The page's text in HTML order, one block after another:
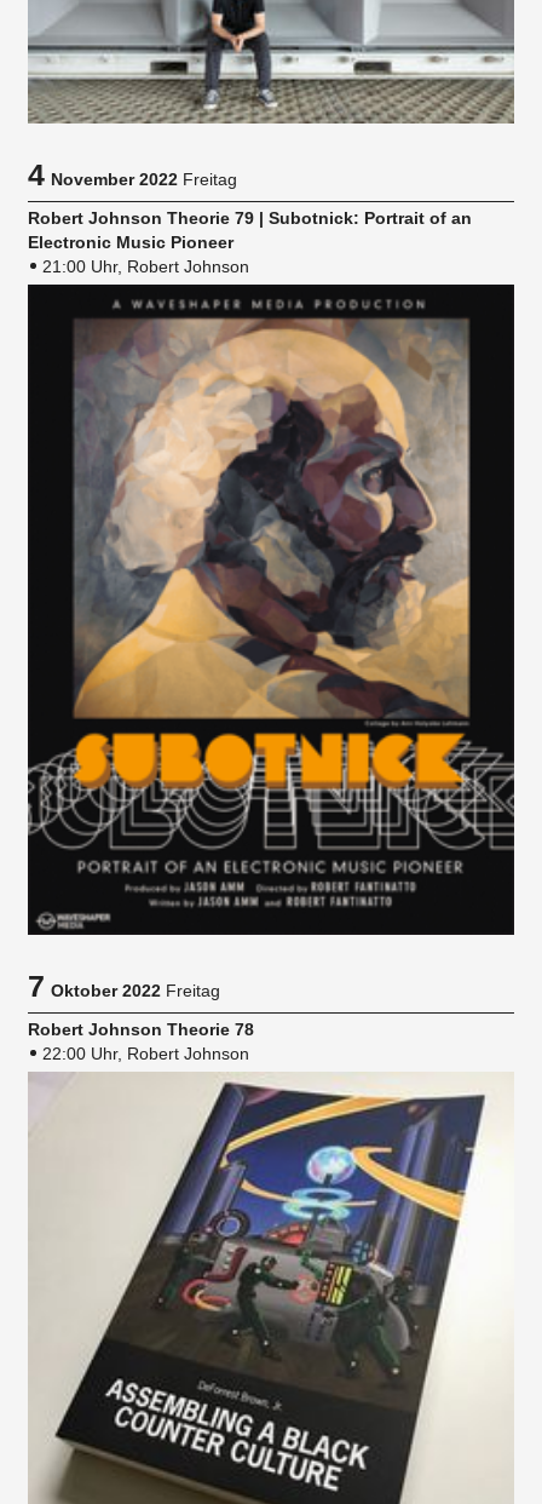
4November 2022 Freitag
Robert Johnson Theorie 79 | Subotnick: Portrait of an
Electronic Music Pioneer
21:00 Uhr, Robert Johnson
7Oktober 2022 Freitag
Robert Johnson Theorie 78
22:00 Uhr, Robert Johnson